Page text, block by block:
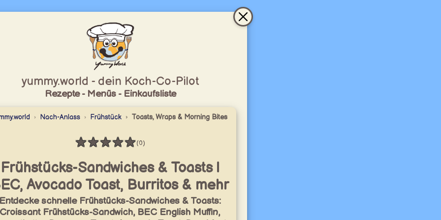
yummy.world - dein Koch-Co-Pilot
Rezepte - Menüs - Einkaufsliste
Nach-Anlass Frühstück Toasts, Wraps & Morning Bites
★★★★★
Bewertung: 0 / 5
(0)
Frühstücks-Sandwiches & Toasts |
Avocado Toast, Burritos & mehr
schnelle Frühstücks-Sandwiches & Toasts:
Croissant Frühstücks-Sandwich, BEC English Muffin,